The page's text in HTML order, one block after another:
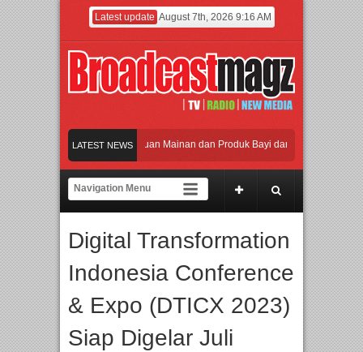
Latest update August 7th, 2026 9:16 AM
LATEST NEWS
Jakarta dengan Ribuan Mainan dan Produk Bayi dari Seluruh Dunia, IBTE
Gerbang Inovasi dan Peluang Bisnis Industri Gifts dan Housewares Asia
Perpaduan Warisan Dan Semangat Lokal, BIRKENSTOCK INDONESIA
Jakarta dengan Ribuan Mainan dan Produk Bayi dari Seluruh Dunia, IBTE
Digital Transformation
Indonesia Conference
& Expo (DTICX 2023)
Siap Digelar Juli